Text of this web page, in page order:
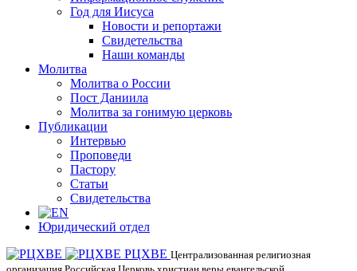
Год для Иисуса
Новости и репортажи
Свидетельства
Наши команды
Молитва
Молитва о России
Пост Даниила
Молитва за гонимую церковь
Публикации
Интервью
Проповеди
Пастору
Статьи
Свидетельства
Юридический отдел
РЦХВЕ Централизованная религиозная